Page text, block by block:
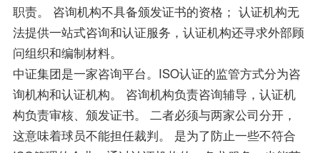
职责。 咨询机构不具备颁发证书的资格； 认证机构无
法提供一站式咨询和认证服务，认证机构还寻求外部顾
问组织和编制材料。
中证集团是一家咨询平台。ISO认证的监管方式分为咨
询机构和认证机构。 咨询机构负责咨询辅导，认证机
构负责审核、颁发证书。 二者必须与两家公司分开，
这意味着球员不能担任裁判。 是为了防止一些不符合